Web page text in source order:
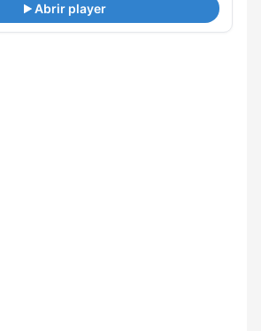
Abrir player